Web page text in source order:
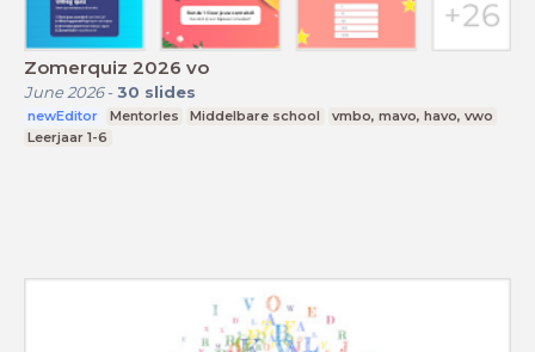
Zomerquiz 2026 vo
June 2026- 30 slides
newEditor Mentorles Middelbare school
vmbo, mavo, havo, vwo
Leerjaar 1-6